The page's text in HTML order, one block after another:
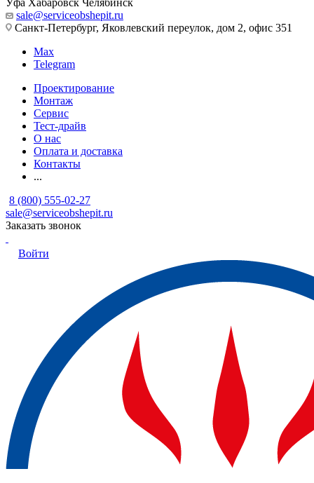
Уфа Хабаровск Челябинск
sale@serviceobshepit.ru
Санкт-Петербург, Яковлевский переулок, дом 2, офис 351
Max
Telegram
Проектирование
Монтаж
Сервис
Тест-драйв
О нас
Оплата и доставка
Контакты
...
8 (800) 555-02-27
sale@serviceobshepit.ru
Заказать звонок
Войти